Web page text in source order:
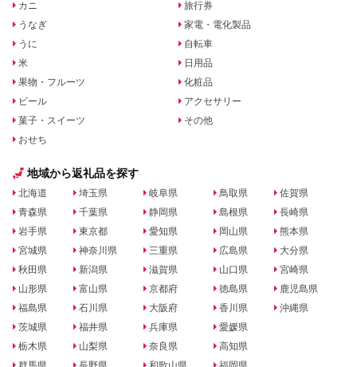
カニ
うなぎ
うに
米
果物・フルーツ
ビール
菓子・スイーツ
おせち
旅行券
家電・電化製品
自転車
日用品
化粧品
アクセサリー
その他
地域から返礼品を探す
北海道
青森県
岩手県
宮城県
秋田県
山形県
福島県
茨城県
栃木県
群馬県
埼玉県
千葉県
東京都
神奈川県
新潟県
富山県
石川県
福井県
山梨県
長野県
岐阜県
静岡県
愛知県
三重県
滋賀県
京都府
大阪府
兵庫県
奈良県
和歌山県
鳥取県
島根県
岡山県
広島県
山口県
徳島県
香川県
愛媛県
高知県
福岡県
佐賀県
長崎県
熊本県
大分県
宮崎県
鹿児島県
沖縄県